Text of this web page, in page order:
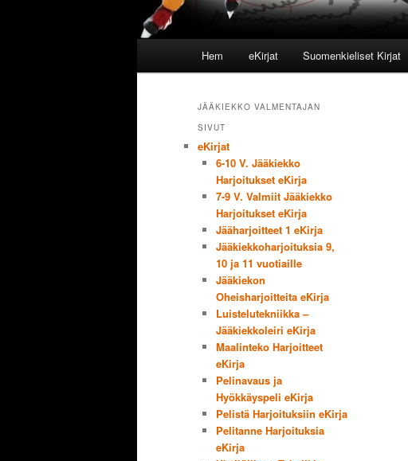
Hoppa till huvudinnehåll
Hoppa till sekundärt innehåll
Hem eKirjat Suomenkieliset Kirjat
JÄÄKIEKKO VALMENTAJAN
SIVUT
eKirjat
6-10 V. Jääkiekko
Harjoitukset eKirja
7-9 V. Valmiit Jääkiekko
Harjoitukset eKirja
Jääharjoitteet 1 eKirja
Jääkiekkoharjoituksia 9,
10 ja 11 vuotiaille
Jääkiekon
Oheisharjoitteita eKirja
Luistelutekniikka –
Jääkiekkoleiri eKirja
Maalinteko Harjoitteet
eKirja
Pelinavaus ja
Hyökkäyspeli eKirja
Pelistä Harjoituksiin eKirja
Pelitanne Harjoituksia
eKirja